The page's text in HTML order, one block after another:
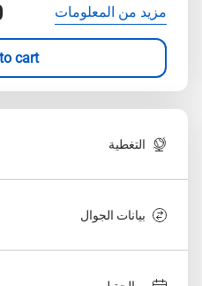
مزيد من المعلومات
cart
التغطية
بيانات الجوال